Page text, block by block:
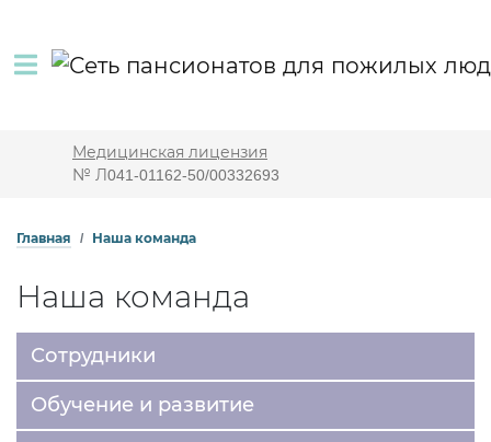
Медицинская лицензия
№ Л041-01162-50/00332693
Главная Наша команда
Наша команда
Сотрудники
Обучение и развитие